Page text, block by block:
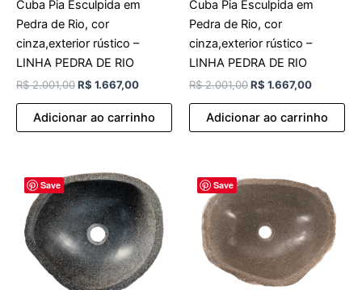
Cuba Pia Esculpida em
Pedra de Rio, cor
cinza,exterior rústico –
LINHA PEDRA DE RIO
R$2.001,00R$ 1.667,00
Adicionar ao carrinho
Cuba Pia Esculpida em
Pedra de Rio, cor
cinza,exterior rústico –
LINHA PEDRA DE RIO
R$2.001,00R$ 1.667,00
Adicionar ao carrinho
Save
O
preço
original
era:
R$ 2.001,00.
preço
atual
é:
R$ 1.667,00.
Save
preço
original
era:
R$ 2.001,00.
preço
atual
é:
R$